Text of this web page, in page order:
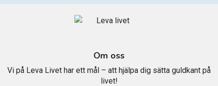
Om oss
Vi på Leva Livet har ett mål – att hjälpa dig sätta guldkant på
livet!